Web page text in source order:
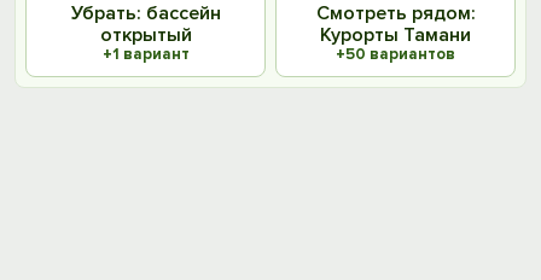
Убрать: бассейн
открытый
+1 вариант
Смотреть рядом:
Курорты Тамани
+50 вариантов